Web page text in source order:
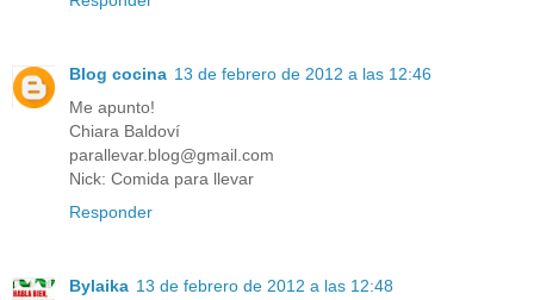
Blog cocina 13 de febrero de 2012 a las 12:46
Me apunto!
Chiara Baldoví
parallevar.blog@gmail.com
Nick: Comida para llevar
Responder
Bylaika 13 de febrero de 2012 a las 12:48